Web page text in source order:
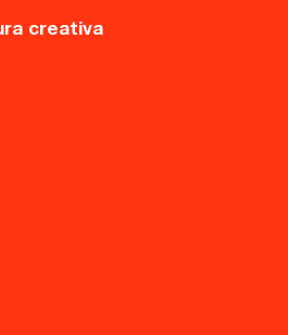
creativa